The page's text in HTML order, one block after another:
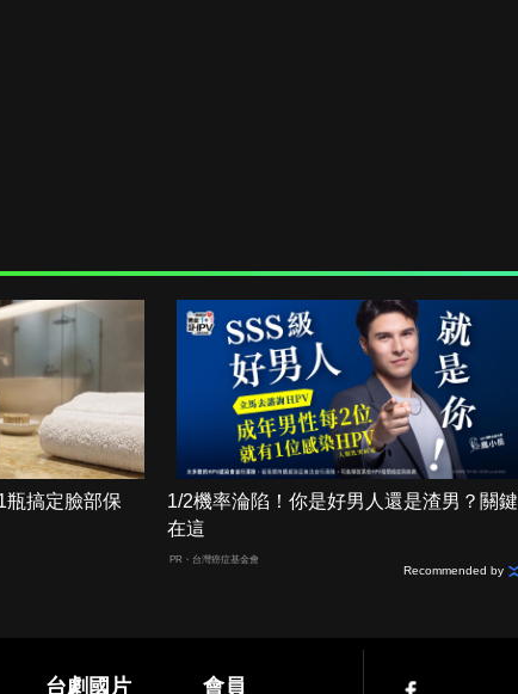
瓶搞定臉部保
1/2機率淪陷！你是好男人還是渣男？關鍵
在這
PR・台灣癌症基金會
Recommended by
台劇國片 會員